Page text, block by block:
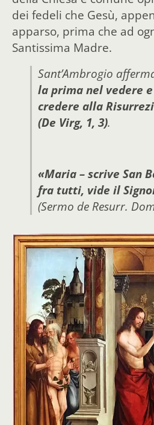
dei fedeli che Gesù,
apparso, prima che ad
Santissima Madre.
Sant’Ambrogio
la prima nel vedere
credere alla
(De Virg, 1, 3).
«Maria – scrive San
fra tutti, vide il
(Sermo de Resurr.